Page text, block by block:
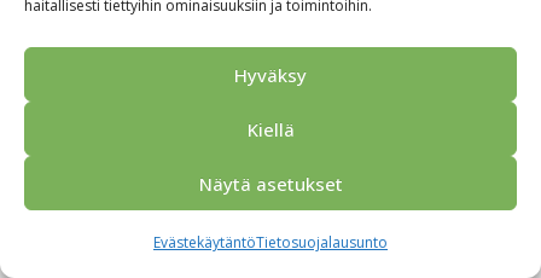
haitallisesti tiettyihin ominaisuuksiin ja toimintoihin.
Hyväksy
Kiellä
Näytä asetukset
EvästekäytäntöTietosuojalausunto
Alkuun Ryhmille Kokous & Ohjelmat
Yhteistyökumppanit
Tarjouspyyntö
Anna palautetta
Tietosuojaseloste
© 2026 Porvoo Tours - matkanjärjestäjä / FPW